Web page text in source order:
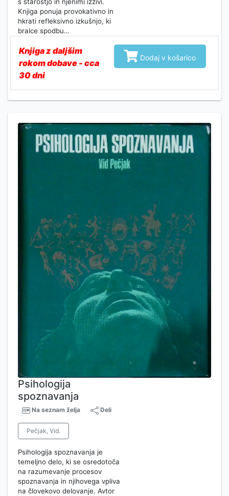
s starostjo in njenimi izzivi.
Knjiga ponuja provokativno in
hkrati refleksivno izkušnjo, ki
bralce spodbu…
Knjiga z daljšim
rokom dobave - cca
30 dni
 Dodaj v košarico
Psihologija
spoznavanja
Na seznam želja Deli
Pečjak, Vid.
Psihologija spoznavanja je
temeljno delo, ki se osredotoča
na razumevanje procesov
spoznavanja in njihovega vpliva
na človekovo delovanje. Avtor